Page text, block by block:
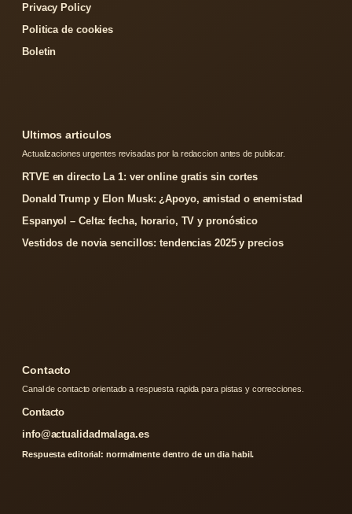
Privacy Policy
Politica de cookies
Boletin
Ultimos articulos
Actualizaciones urgentes revisadas por la redaccion antes de publicar.
RTVE en directo La 1: ver online gratis sin cortes
Donald Trump y Elon Musk: ¿Apoyo, amistad o enemistad
Espanyol – Celta: fecha, horario, TV y pronóstico
Vestidos de novia sencillos: tendencias 2025 y precios
Contacto
Canal de contacto orientado a respuesta rapida para pistas y correcciones.
Contacto
info@actualidadmalaga.es
Respuesta editorial: normalmente dentro de un dia habil.